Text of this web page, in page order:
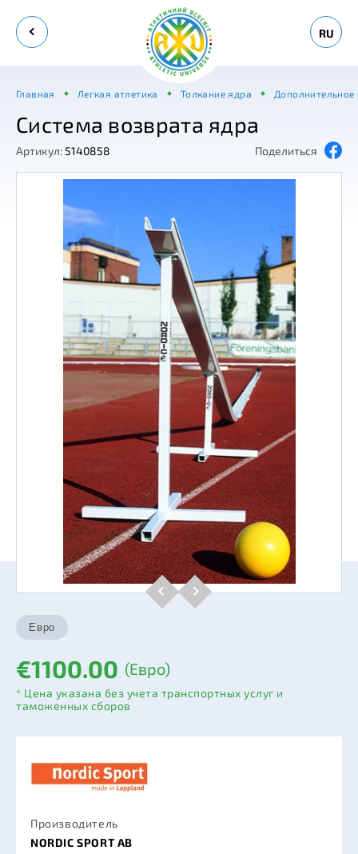
RU
Главная Легкая атлетика Толкание ядра
Артикул: 5140858 Поделиться
Система возврата ядра
€1100.00 (Евро)
* Цена указана без учета транспортных услуг и
таможенных сборов
Производитель
NORDIC SPORT AB